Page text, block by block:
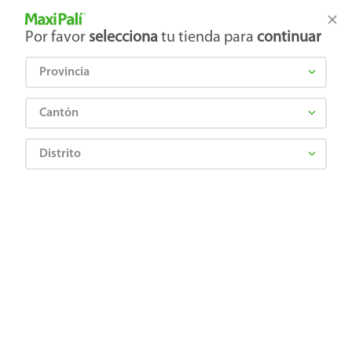
Tienda Maxi Palí
Por favor selecciona tu tienda para continuar
Provincia
Cantón
Distrito